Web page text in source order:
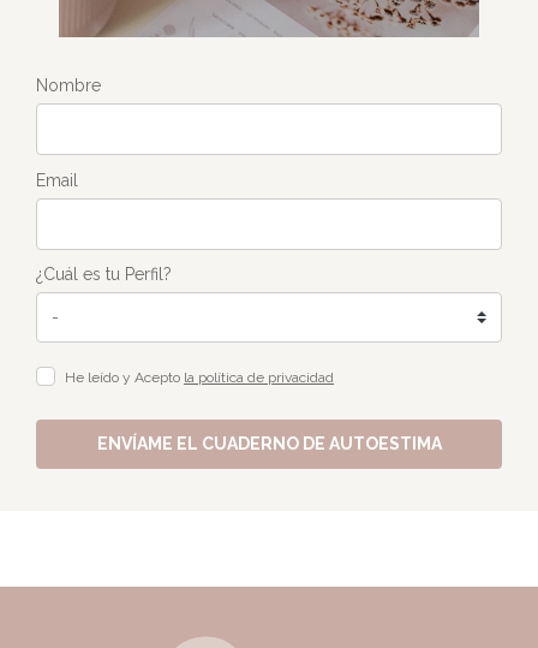
Nombre
Email
¿Cuál es tu Perfil?
He leído y Acepto la política de privacidad
ENVÍAME EL CUADERNO DE AUTOESTIMA